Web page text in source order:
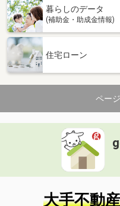
暮らしのデータ
(補助金・助成金情報)
住宅ローン
ペー
大手不動